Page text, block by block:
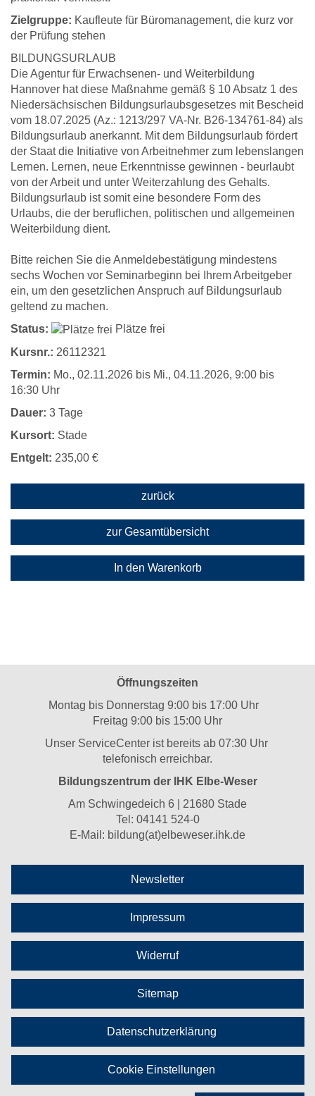
Zielgruppe: Kaufleute für Büromanagement, die kurz vor
der Prüfung stehen
BILDUNGSURLAUB
Die Agentur für Erwachsenen- und Weiterbildung
Hannover hat diese Maßnahme gemäß § 10 Absatz 1 des
Niedersächsischen Bildungsurlaubsgesetzes mit Bescheid
vom 18.07.2025 (Az.: 1213/297 VA-Nr. B26-134761-84) als
Bildungsurlaub anerkannt. Mit dem Bildungsurlaub fördert
der Staat die Initiative von Arbeitnehmer zum lebenslangen
Lernen. Lernen, neue Erkenntnisse gewinnen - beurlaubt
von der Arbeit und unter Weiterzahlung des Gehalts.
Bildungsurlaub ist somit eine besondere Form des
Urlaubs, die der beruflichen, politischen und allgemeinen
Weiterbildung dient.
Bitte reichen Sie die Anmeldebestätigung mindestens
sechs Wochen vor Seminarbeginn bei Ihrem Arbeitgeber
ein, um den gesetzlichen Anspruch auf Bildungsurlaub
geltend zu machen.
Status:
Plätze frei
Kursnr.: 26112321
Termin: Mo., 02.11.2026 bis Mi., 04.11.2026, 9:00 bis
16:30 Uhr
Dauer: 3 Tage
Kursort: Stade
Entgelt: 235,00 €
zurück
zur Gesamtübersicht
In den Warenkorb
Öffnungszeiten
Montag bis Donnerstag 9:00 bis 17:00 Uhr
Freitag 9:00 bis 15:00 Uhr
Unser ServiceCenter ist bereits ab 07:30 Uhr
telefonisch erreichbar.
Bildungszentrum der IHK Elbe-Weser
Am Schwingedeich 6 | 21680 Stade
Tel: 04141 524-0
E-Mail: bildung(at)elbeweser.ihk.de
Newsletter
Impressum
Widerruf
Sitemap
Datenschutzerklärung
Cookie Einstellungen